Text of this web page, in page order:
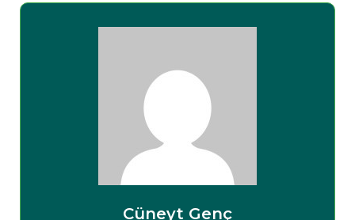
Cüneyt Genç